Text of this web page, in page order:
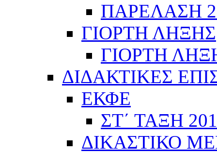
ΠΑΡΕΛΑΣΗ
ΓΙΟΡΤΗ ΛΗΞΗΣ
ΓΙΟΡΤΗ
ΔΙΔΑΚΤΙΚΕΣ
ΕΚΦΕ
ΣΤ΄ ΤΑΞΗ
ΔΙΚΑΣΤΙΚΟ